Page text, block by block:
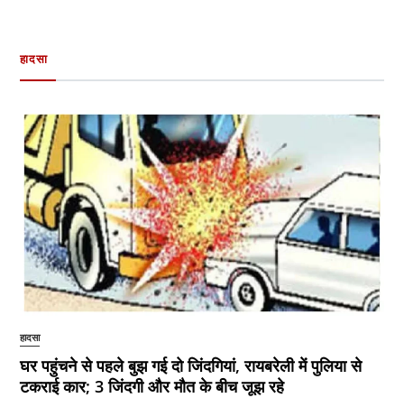
हादसा
हादसा
घर पहुंचने से पहले बुझ गई दो जिंदगियां, रायबरेली में पुलिया से
टकराई कार; 3 जिंदगी और मौत के बीच जूझ रहे